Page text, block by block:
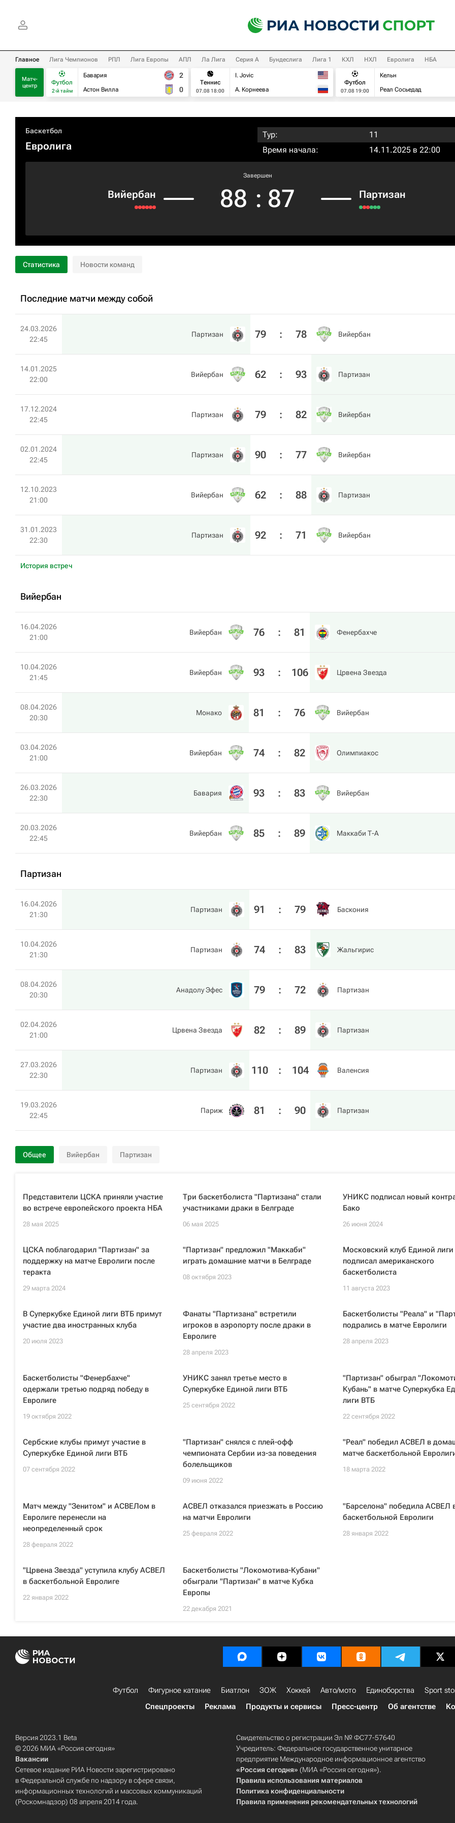
Главное Лига Чемпионов РПЛ Лига Европы АПЛ Ла Лига Серия А Бундеслига Лига 1 КХЛ НХЛ Евролига НБА
Матч-
центр
Футбол
2-й тайм
Бавария
Астон Вилла
2
0
Теннис
07.08 18:00
I. Jovic
А. Корнеева
Футбол
07.08 19:00
Кельн
Реал Сосьедад
Баскетбол
Евролига
Тур:
11
Время начала:
14.11.2025 в 22:00
Вийербан
Завершен
88 : 87 Партизан
Статистика Новости команд
Последние матчи между собой
24.03.2026
22:45
Партизан 79 : 78 Вийербан
14.01.2025
22:00
Вийербан 62 : 93 Партизан
17.12.2024
22:45
Партизан 79 : 82 Вийербан
02.01.2024
22:45
Партизан 90 : 77 Вийербан
12.10.2023
21:00
Вийербан 62 : 88 Партизан
31.01.2023
22:30
Партизан 92 : 71 Вийербан
История встреч
Вийербан
16.04.2026
21:00
Вийербан 76 : 81 Фенербахче
10.04.2026
21:45
Вийербан 93 : 106 Црвена Звезда
08.04.2026
20:30
Монако 81 : 76 Вийербан
03.04.2026
21:00
Вийербан 74 : 82 Олимпиакос
26.03.2026
22:30
Бавария 93 : 83 Вийербан
20.03.2026
22:45
Вийербан 85 : 89 Маккаби Т-А
Партизан
16.04.2026
21:30
Партизан 91 : 79 Баскония
10.04.2026
21:30
Партизан 74 : 83 Жальгирис
08.04.2026
20:30
Анадолу Эфес 79 : 72 Партизан
02.04.2026
21:00
Црвена Звезда 82 : 89 Партизан
27.03.2026
22:30
Партизан 110 : 104 Валенсия
19.03.2026
22:45
Париж 81 : 90 Партизан
Общее Вийербан Партизан
Представители ЦСКА приняли участие
во встрече европейского проекта НБА
28 мая 2025
Три баскетболиста "Партизана" стали
участниками драки в Белграде
06 мая 2025
УНИКС подписал новый
Бако
26 июня 2024
ЦСКА поблагодарил "Партизан" за
поддержку на матче Евролиги после
теракта
29 марта 2024
"Партизан" предложил "Маккаби"
играть домашние матчи в Белграде
08 октября 2023
Московский клуб Единой
подписал американского
баскетболиста
11 августа 2023
В Суперкубке Единой лиги ВТБ примут
участие два иностранных клуба
20 июля 2023
Фанаты "Партизана" встретили
игроков в аэропорту после драки в
Евролиге
28 апреля 2023
Баскетболисты "Реала" и
подрались в матче Евролиги
28 апреля 2023
Баскетболисты "Фенербахче"
одержали третью подряд победу в
Евролиге
19 октября 2022
УНИКС занял третье место в
Суперкубке Единой лиги ВТБ
25 сентября 2022
"Партизан" обыграл
Кубань" в матче Суперкубка
лиги ВТБ
22 сентября 2022
Сербские клубы примут участие в
Суперкубке Единой лиги ВТБ
07 сентября 2022
"Партизан" снялся с плей-офф
чемпионата Сербии из-за поведения
болельщиков
09 июня 2022
"Реал" победил АСВЕЛ в
матче баскетбольной
18 марта 2022
Матч между "Зенитом" и АСВЕЛом в
Евролиге перенесли на
неопределенный срок
28 февраля 2022
АСВЕЛ отказался приезжать в Россию
на матчи Евролиги
25 февраля 2022
"Барселона" победила АСВЕЛ
баскетбольной Евролиги
28 января 2022
"Црвена Звезда" уступила клубу АСВЕЛ
в баскетбольной Евролиге
22 января 2022
Баскетболисты "Локомотива-Кубани"
обыграли "Партизан" в матче Кубка
Европы
22 декабря 2021
Футбол Фигурное катание Биатлон ЗОЖ Хоккей Авто/мото Единоборства Sport
Спецпроекты
Реклама Продукты и сервисы Пресс-центр Об агентстве
Версия 2023.1 Beta
© 2026 МИА «Россия сегодня»
Вакансии
Сетевое издание РИА Новости зарегистрировано
в Федеральной службе по надзору в сфере связи,
информационных технологий и массовых коммуникаций
(Роскомнадзор) 08 апреля 2014 года.
Свидетельство о регистрации Эл № ФС77-57640
Учредитель: Федеральное государственное унитарное
предприятие Международное информационное агентство
«Россия сегодня» (МИА «Россия сегодня»).
Правила использования материалов
Политика конфиденциальности
Правила применения рекомендательных технологий